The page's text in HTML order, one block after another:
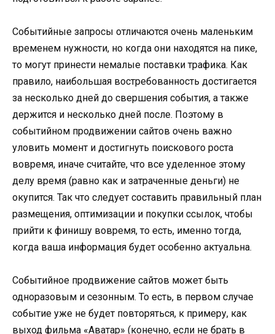
Событийные запросы отличаются очень маленьким
временем нужности, но когда они находятся на пике,
то могут принести немалые поставки трафика. Как
правило, наибольшая востребованность достигается
за несколько дней до свершения события, а также
держится и несколько дней после. Поэтому в
событийном продвижении сайтов очень важно
уловить момент и достигнуть поискового роста
вовремя, иначе считайте, что все уделенное этому
делу время (равно как и затраченные деньги) не
окупится. Так что следует составить правильный план
размещения, оптимизации и покупки ссылок, чтобы
прийти к финишу вовремя, то есть, именно тогда,
когда ваша информация будет особенно актуальна.
Событийное продвижение сайтов может быть
одноразовым и сезонным. То есть, в первом случае
событие уже не будет повторяться, к примеру, как
выход фильма «Аватар» (конечно, если не брать в